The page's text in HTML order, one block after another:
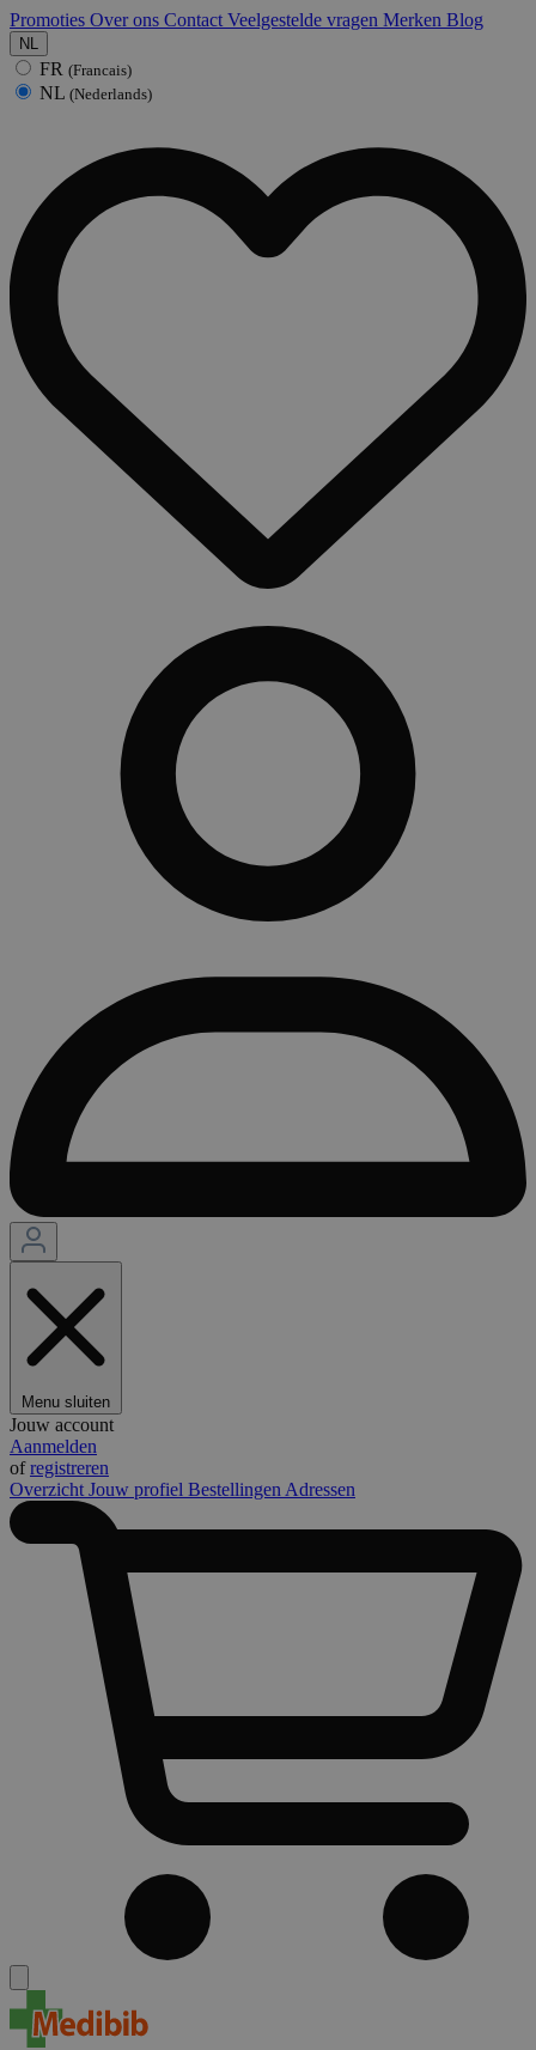
Promoties Over ons Contact Veelgestelde vragen Merken Blog
NL
FR (Francais)
NL (Nederlands)
Menu sluiten
Jouw account
Aanmelden
ofregistreren
Overzicht Jouw profiel Bestellingen Adressen